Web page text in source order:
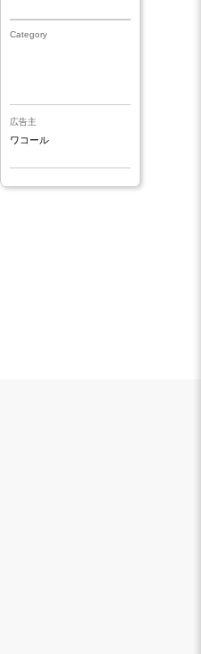
Category
広告主
ワコール